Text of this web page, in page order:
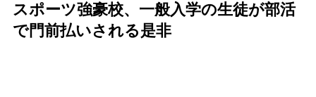
スポーツ強豪校、一般入学の生徒が部活
で門前払いされる是非